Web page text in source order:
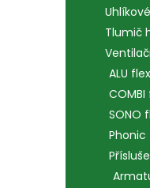
Tlumič
ALU
SONO
Phonic